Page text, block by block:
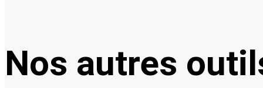
Nos autres